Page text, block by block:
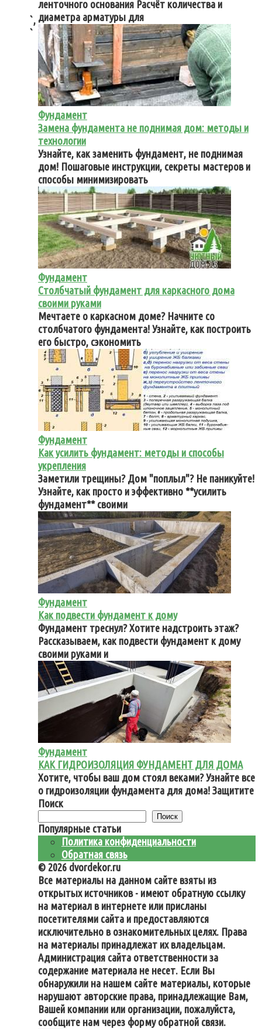
`,
`
ленточного основания Расчёт количества и
диаметра арматуры для
Фундамент
Замена фундамента не поднимая дом: методы и
технологии
Узнайте, как заменить фундамент, не поднимая
дом! Пошаговые инструкции, секреты мастеров и
способы минимизировать
Фундамент
Столбчатый фундамент для каркасного дома
своими руками
Мечтаете о каркасном доме? Начните со
столбчатого фундамента! Узнайте, как построить
его быстро, сэкономить
Фундамент
Как усилить фундамент: методы и способы
укрепления
Заметили трещины? Дом "поплыл"? Не паникуйте!
Узнайте, как просто и эффективно **усилить
фундамент** своими
Фундамент
Как подвести фундамент к дому
Фундамент треснул? Хотите надстроить этаж?
Рассказываем, как подвести фундамент к дому
своими руками и
Фундамент
КАК ГИДРОИЗОЛЯЦИЯ ФУНДАМЕНТ ДЛЯ ДОМА
Хотите, чтобы ваш дом стоял веками? Узнайте все
о гидроизоляции фундамента для дома! Защитите
Поиск
Поиск
Популярные статьи
Политика конфиденциальности
Обратная связь
© 2026 dvordekor.ru
Все материалы на данном сайте взяты из
открытых источников - имеют обратную ссылку
на материал в интернете или присланы
посетителями сайта и предоставляются
исключительно в ознакомительных целях. Права
на материалы принадлежат их владельцам.
Администрация сайта ответственности за
содержание материала не несет. Если Вы
обнаружили на нашем сайте материалы, которые
нарушают авторские права, принадлежащие Вам,
Вашей компании или организации, пожалуйста,
сообщите нам через форму обратной связи.